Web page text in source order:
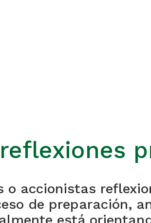
o accionistas
de preparación,